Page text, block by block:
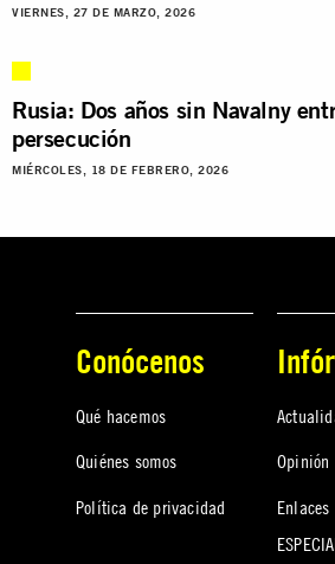
VIERNES, 27 DE MARZO, 2026
Rusia: Dos años sin Navalny
persecución
MIÉRCOLES, 18 DE FEBRERO, 2026
Conócenos
Qué hacemos
Quiénes somos
Política de privacidad
Opinión
Enlaces